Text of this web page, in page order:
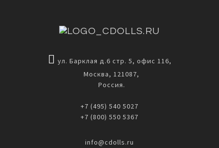
ул. Барклая д.6 стр. 5, офис 116,
Москва, 121087,
Россия.
+7 (495) 540 5027
+7 (800) 550 5367
info@cdolls.ru